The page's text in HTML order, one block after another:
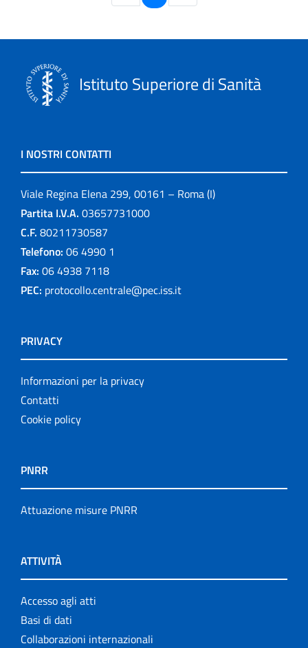
Istituto Superiore di Sanità
I NOSTRI CONTATTI
Viale Regina Elena 299, 00161 – Roma (I)
Partita I.V.A. 03657731000
C.F. 80211730587
Telefono: 06 4990 1
Fax: 06 4938 7118
PEC: protocollo.centrale@pec.iss.it
PRIVACY
Informazioni per la privacy
Contatti
Cookie policy
PNRR
Attuazione misure PNRR
ATTIVITÀ
Accesso agli atti
Basi di dati
Collaborazioni internazionali